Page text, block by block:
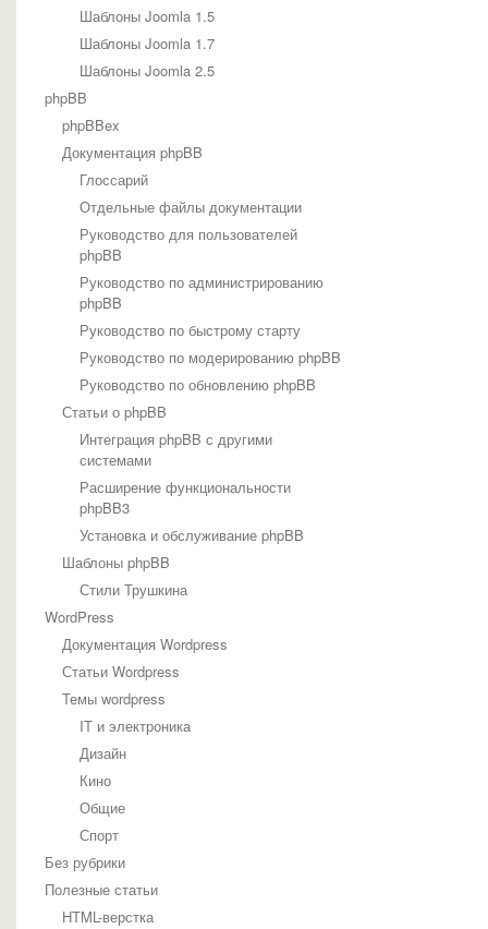
Шаблоны Joomla 1.5
Шаблоны Joomla 1.7
Шаблоны Joomla 2.5
phpBB
phpBBex
Документация phpBB
Глоссарий
Отдельные файлы документации
Руководство для пользователей
phpBB
Руководство по администрированию
phpBB
Руководство по быстрому старту
Руководство по модерированию phpBB
Руководство по обновлению phpBB
Статьи о phpBB
Интеграция phpBB с другими
системами
Расширение функциональности
phpBB3
Установка и обслуживание phpBB
Шаблоны phpBB
Стили Трушкина
WordPress
Документация Wordpress
Статьи Wordpress
Темы wordpress
IT и электроника
Дизайн
Кино
Общие
Спорт
Без рубрики
Полезные статьи
HTML-верстка